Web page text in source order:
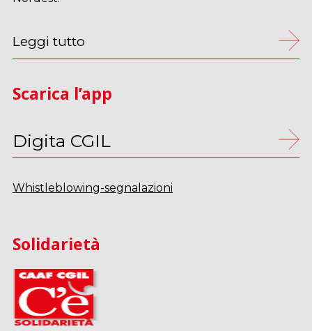
Leggi tutto
Scarica l’app
Digita CGIL
Whistleblowing-segnalazioni
Solidarietà